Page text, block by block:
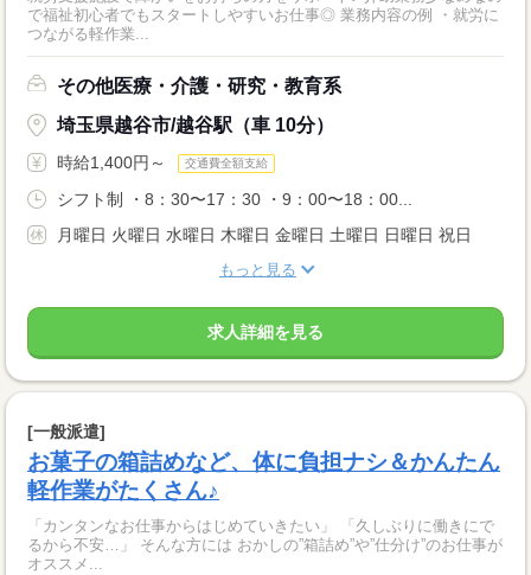
で福祉初心者でもスタートしやすいお仕事◎ 業務内容の例 ・就労に
つながる軽作業...
その他医療・介護・研究・教育系
埼玉県越谷市/越谷駅（車 10分）
時給1,400円～ 交通費全額支給
シフト制 ・8：30〜17：30 ・9：00〜18：00...
月曜日 火曜日 水曜日 木曜日 金曜日 土曜日 日曜日 祝日
もっと見る
求人詳細を見る
[一般派遣]
お菓子の箱詰めなど、体に負担ナシ＆かんたん
軽作業がたくさん♪
「カンタンなお仕事からはじめていきたい」 「久しぶりに働きにで
るから不安…」 そんな方には おかしの”箱詰め”や”仕分け”のお仕事が
オススメ...